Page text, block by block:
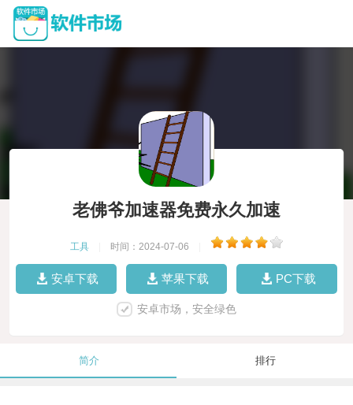
老佛爷加速器免费永久加速
工具 时间：2024-07-06
安卓下载 苹果下载 PC下载
安卓市场，安全绿色
简介 排行